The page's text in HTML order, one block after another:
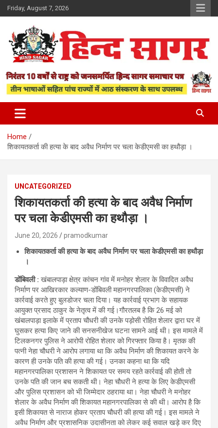
Skip
to
Friday, August 7, 2026
Hind Sagar
Home
शिकायतकर्ता की हत्या के बाद अवैध निर्माण पर चला केडीएमसी का हथौड़ा ।
UNCATEGORIZED
शिकायतकर्ता की हत्या के बाद अवैध निर्माण
पर चला केडीएमसी का हथौड़ा ।
June 20, 2026 pramodkumar
शिकायतकर्ता की हत्या के बाद अवैध निर्माण पर चला केडीएमसी का हथौड़ा
।
डोंबिवली : खंबालपाड़ा क्षेत्र कांचन गांव में मनोहर शेलार के विवादित अवैध
निर्माण पर आखिरकार कल्याण-डोंबिवली महानगरपालिका (केडीएमसी) ने
कार्रवाई करते हुए बुलडोजर चला दिया। यह कार्रवाई प्रभाग के सहायक
आयुक्त प्रसाद ठाकुर के नेतृत्व में की गई।गौरतलब है कि 26 मई को
खंबालपाड़ा इलाके में प्रताप चौधरी की उनके पड़ोसी रोहित शेलार द्वारा घर में
घुसकर हत्या किए जाने की सनसनीखेज घटना सामने आई थी। इस मामले में
टिलकनगर पुलिस ने आरोपी रोहित शेलार को गिरफ्तार किया है। मृतक की
पत्नी नेहा चौधरी ने आरोप लगाया था कि अवैध निर्माण की शिकायत करने के
कारण ही उनके पति की हत्या की गई। उनका कहना था कि यदि
महानगरपालिका प्रशासन ने शिकायत पर समय रहते कार्रवाई की होती तो
उनके पति की जान बच सकती थी। नेहा चौधरी ने हत्या के लिए केडीएमसी
और पुलिस प्रशासन को भी जिम्मेदार ठहराया था। नेहा चौधरी ने मनोहर
शेलार के अवैध निर्माण की शिकायत महानगरपालिका से की थी। आरोप है कि
इसी शिकायत से नाराज होकर प्रताप चौधरी की हत्या की गई। इस मामले ने
अवैध निर्माण और प्रशासनिक उदासीनता को लेकर कई सवाल खड़े कर दिए